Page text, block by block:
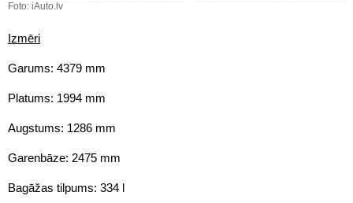
Foto: iAuto.lv
Izmēri
Garums: 4379 mm
Platums: 1994 mm
Augstums: 1286 mm
Garenbāze: 2475 mm
Bagāžas tilpums: 334 l